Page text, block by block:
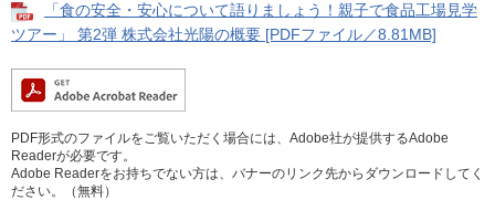
「食の安全・安心について語りましょう！親子で食品工場見学
ツアー」 第2弾 株式会社光陽の概要 [PDFファイル／8.81MB]
PDF形式のファイルをご覧いただく場合には、Adobe社が提供するAdobe
Readerが必要です。
Adobe Readerをお持ちでない方は、バナーのリンク先からダウンロードしてく
ださい。（無料）